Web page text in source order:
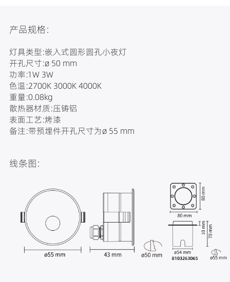
产品规格:
灯具类型:嵌入式圆形圆孔小夜灯
开孔尺寸:ø 50 mm
功率:1W 3W
色温:2700K 3000K 4000K
重量:0.08kg
散热器材质:压铸铝
表面工艺:烤漆
备注:带预埋件开孔尺寸为ø 55 mm
线条图: